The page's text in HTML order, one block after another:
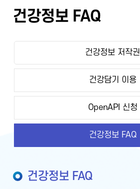
건강정보 FAQ
건강정보 저작권
건강담기 이용
OpenAPI 신청
건강정보 FAQ
건강정보 FAQ